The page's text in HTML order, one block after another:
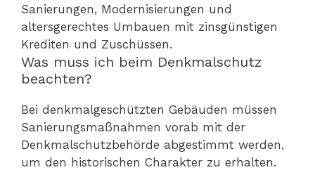
Sanierungen, Modernisierungen und
altersgerechtes Umbauen mit zinsgünstigen
Krediten und Zuschüssen.
Was muss ich beim Denkmalschutz
beachten?
Bei denkmalgeschützten Gebäuden müssen
Sanierungsmaßnahmen vorab mit der
Denkmalschutzbehörde abgestimmt werden,
um den historischen Charakter zu erhalten.